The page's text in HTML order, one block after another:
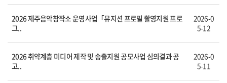
2026 제주음악창작소 운영사업「뮤지션 프로필 촬영지원 프로
그..
2026-0
5-12
2026 취약계층 미디어 제작 및 송출지원 공모사업 심의결과 공
고..
2026-0
5-11